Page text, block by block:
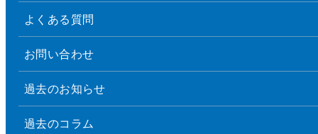
よくある質問
お問い合わせ
過去のお知らせ
過去のコラム